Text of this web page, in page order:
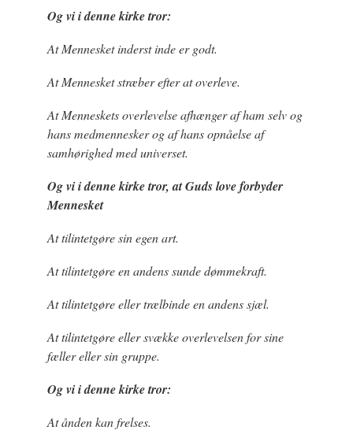
Og vi i denne kirke tror:
At Mennesket inderst inde er godt.
At Mennesket stræber efter at overleve.
At Menneskets overlevelse afhænger af ham selv og
hans medmennesker og af hans opnåelse af
samhørighed med universet.
Og vi i denne kirke tror, at Guds love forbyder
Mennesket
At tilintetgøre sin egen art.
At tilintetgøre en andens sunde dømmekraft.
At tilintetgøre eller trælbinde en andens sjæl.
At tilintetgøre eller svække overlevelsen for sine
fæller eller sin gruppe.
Og vi i denne kirke tror:
At ånden kan frelses.